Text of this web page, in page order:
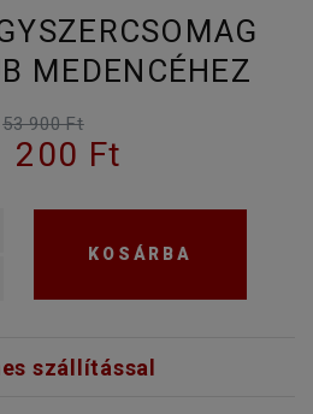
MEDENCÉHEZ
53 900 Ft
200 Ft
KOSÁRBA
szállítással